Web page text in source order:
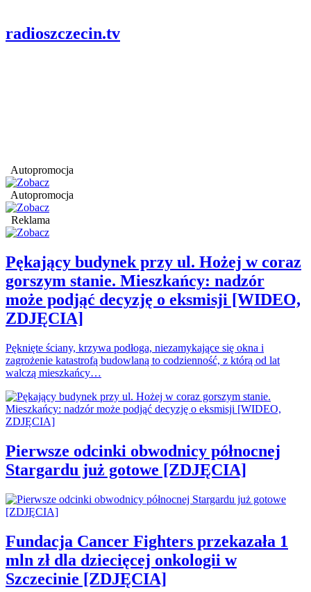
radioszczecin.tv
Autopromocja
Autopromocja
Reklama
Pękający budynek przy ul. Hożej w coraz
gorszym stanie. Mieszkańcy: nadzór
może podjąć decyzję o eksmisji [WIDEO,
ZDJĘCIA]
Pęknięte ściany, krzywa podłoga, niezamykające się okna i
zagrożenie katastrofą budowlaną to codzienność, z którą od lat
walczą mieszkańcy…
Pierwsze odcinki obwodnicy północnej
Stargardu już gotowe [ZDJĘCIA]
Fundacja Cancer Fighters przekazała 1
mln zł dla dziecięcej onkologii w
Szczecinie [ZDJĘCIA]